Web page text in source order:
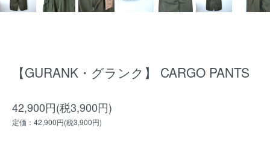
【GURANK・グランク】 CARGO PANTS
42,900円(税3,900円)
定価：42,900円(税3,900円)